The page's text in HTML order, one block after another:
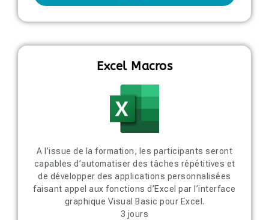
Excel Macros
A l’issue de la formation, les participants seront
capables d’automatiser des tâches répétitives et
de développer des applications personnalisées
faisant appel aux fonctions d’Excel par l’interface
graphique Visual Basic pour Excel.
3 jours